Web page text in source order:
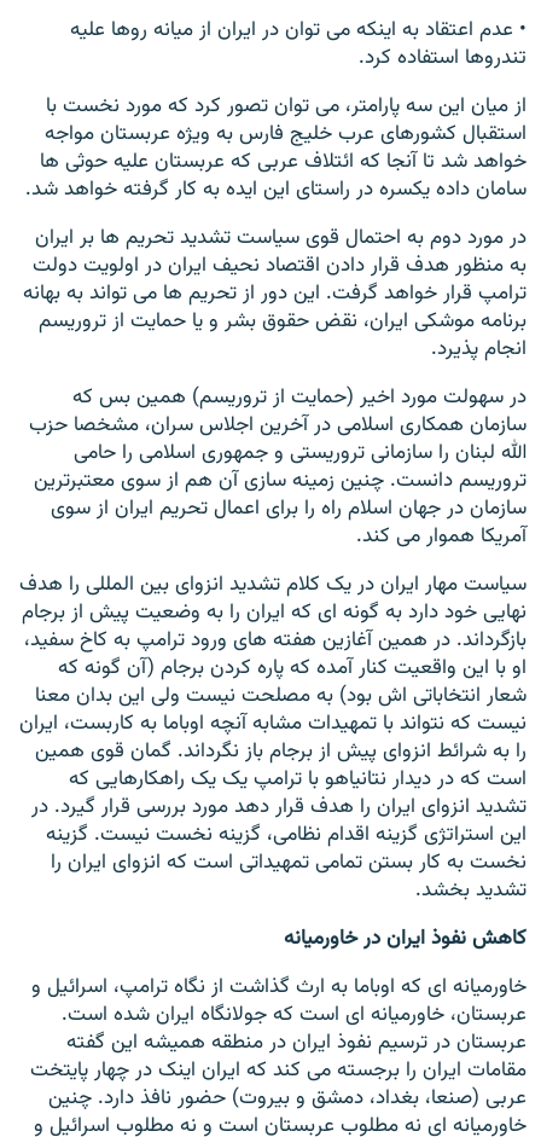
• عدم اعتقاد به اینکه می توان در ایران از میانه روها علیه
تندروها استفاده کرد.
از میان این سه پارامتر، می توان تصور کرد که مورد نخست با
استقبال کشورهای عرب خلیج فارس به ویژه عربستان مواجه
خواهد شد تا آنجا که ائتلاف عربی که عربستان علیه حوثی ها
سامان داده یکسره در راستای این ایده به کار گرفته خواهد شد.
در مورد دوم به احتمال قوی سیاست تشدید تحریم ها بر ایران
به منظور هدف قرار دادن اقتصاد نحیف ایران در اولویت دولت
ترامپ قرار خواهد گرفت. این دور از تحریم ها می تواند به بهانه
برنامه موشکی ایران، نقض حقوق بشر و یا حمایت از تروریسم
انجام پذیرد.
در سهولت مورد اخیر (حمایت از تروریسم) همین بس که
سازمان همکاری اسلامی در آخرین اجلاس سران، مشخصا حزب
الله لبنان را سازمانی تروریستی و جمهوری اسلامی را حامی
تروریسم دانست. چنین زمینه سازی آن هم از سوی معتبرترین
سازمان در جهان اسلام راه را برای اعمال تحریم ایران از سوی
آمریکا هموار می کند.
سیاست مهار ایران در یک کلام تشدید انزوای بین المللی را هدف
نهایی خود دارد به گونه ای که ایران را به وضعیت پیش از برجام
بازگرداند. در همین آغازین هفته های ورود ترامپ به کاخ سفید،
او با این واقعیت کنار آمده که پاره کردن برجام (آن گونه که
شعار انتخاباتی اش بود) به مصلحت نیست ولی این بدان معنا
نیست که نتواند با تمهیدات مشابه آنچه اوباما به کاربست، ایران
را به شرائط انزوای پیش از برجام باز نگرداند. گمان قوی همین
است که در دیدار نتانیاهو با ترامپ یک یک راهکارهایی که
تشدید انزوای ایران را هدف قرار دهد مورد بررسی قرار گیرد. در
این استراتژی گزینه اقدام نظامی، گزینه نخست نیست. گزینه
نخست به کار بستن تمامی تمهیداتی است که انزوای ایران را
تشدید بخشد.
کاهش نفوذ ایران در خاورمیانه
خاورمیانه ای که اوباما به ارث گذاشت از نگاه ترامپ، اسرائیل و
عربستان، خاورمیانه ای است که جولانگاه ایران شده است.
عربستان در ترسیم نفوذ ایران در منطقه همیشه این گفته
مقامات ایران را برجسته می کند که ایران اینک در چهار پایتخت
عربی (صنعا، بغداد، دمشق و بیروت) حضور نافذ دارد. چنین
خاورمیانه ای نه مطلوب عربستان است و نه مطلوب اسرائیل و